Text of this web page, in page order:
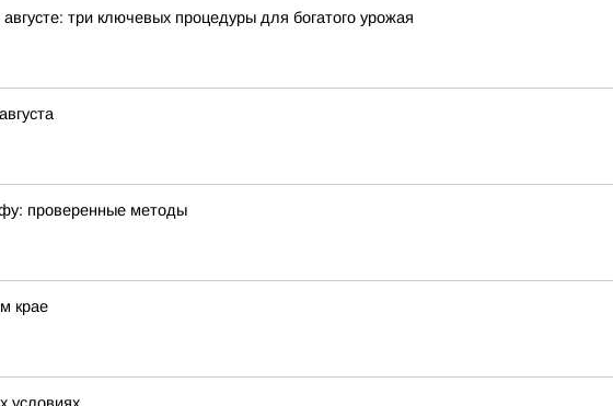
три ключевых процедуры для богатого урожая
проверенные методы
крае